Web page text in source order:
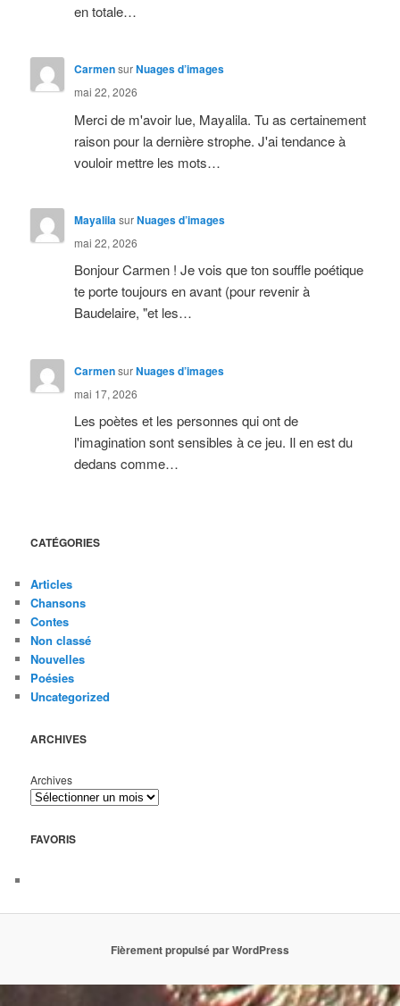
en totale…
CarmensurNuages d’images
mai 22, 2026
Merci de m'avoir lue, Mayalila. Tu as certainement
raison pour la dernière strophe. J'ai tendance à
vouloir mettre les mots…
MayalilasurNuages d’images
mai 22, 2026
Bonjour Carmen ! Je vois que ton souffle poétique
te porte toujours en avant (pour revenir à
Baudelaire, "et les…
CarmensurNuages d’images
mai 17, 2026
Les poètes et les personnes qui ont de
l'imagination sont sensibles à ce jeu. Il en est du
dedans comme…
CATÉGORIES
Articles
Chansons
Contes
Non classé
Nouvelles
Poésies
Uncategorized
ARCHIVES
Archives
FAVORIS
Fièrement propulsé par WordPress